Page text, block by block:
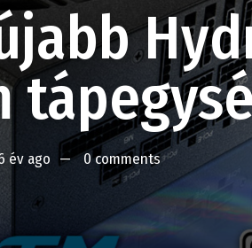
év ago 0 comments